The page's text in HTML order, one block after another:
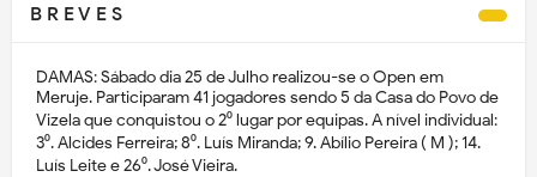
B R E V E S
DAMAS: Sábado dia 25 de Julho realizou-se o Open em
Meruje. Participaram 41 jogadores sendo 5 da Casa do Povo de
Vizela que conquistou o 2⁰ lugar por equipas. A nível individual:
3⁰. Alcides Ferreira; 8⁰. Luís Miranda; 9. Abílio Pereira ( M ); 14.
Luís Leite e 26⁰. José Vieira.